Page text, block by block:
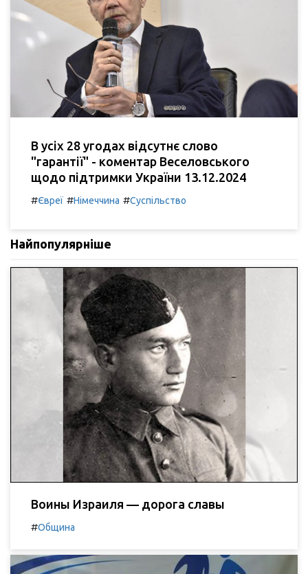
В усіх 28 угодах відсутнє слово
"гарантії" - коментар Веселовського
щодо підтримки України 13.12.2024
#Євреї #Німеччина #Суспільство
Найпопулярніше
Воины Израиля — дорога славы
#Община